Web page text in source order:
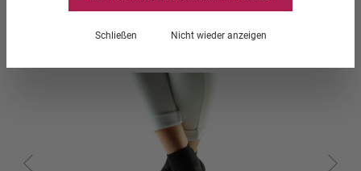
Schwarz
Schließen Nicht wieder anzeigen